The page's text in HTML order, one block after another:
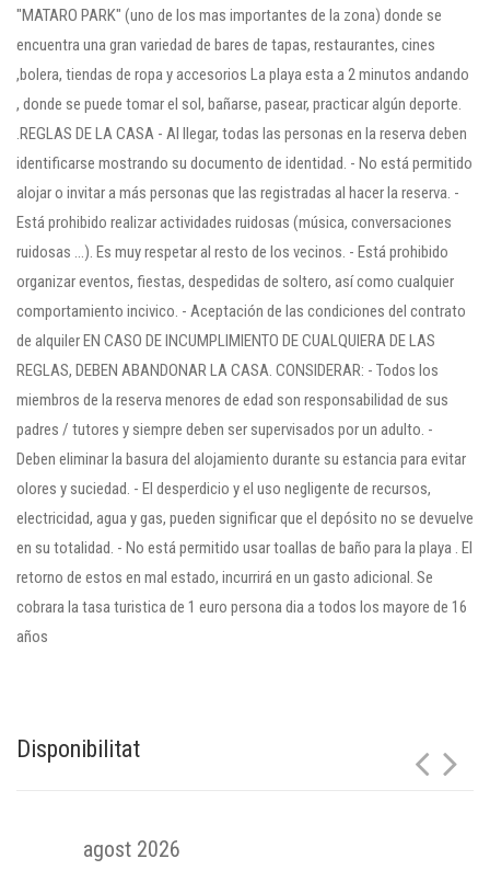
"MATARO PARK" (uno de los mas importantes de la zona) donde se
encuentra una gran variedad de bares de tapas, restaurantes, cines
,bolera, tiendas de ropa y accesorios La playa esta a 2 minutos andando
, donde se puede tomar el sol, bañarse, pasear, practicar algún deporte.
.REGLAS DE LA CASA - Al llegar, todas las personas en la reserva deben
identificarse mostrando su documento de identidad. - No está permitido
alojar o invitar a más personas que las registradas al hacer la reserva. -
Está prohibido realizar actividades ruidosas (música, conversaciones
ruidosas ...). Es muy respetar al resto de los vecinos. - Está prohibido
organizar eventos, fiestas, despedidas de soltero, así como cualquier
comportamiento incivico. - Aceptación de las condiciones del contrato
de alquiler EN CASO DE INCUMPLIMIENTO DE CUALQUIERA DE LAS
REGLAS, DEBEN ABANDONAR LA CASA. CONSIDERAR: - Todos los
miembros de la reserva menores de edad son responsabilidad de sus
padres / tutores y siempre deben ser supervisados ​​por un adulto. -
Deben eliminar la basura del alojamiento durante su estancia para evitar
olores y suciedad. - El desperdicio y el uso negligente de recursos,
electricidad, agua y gas, pueden significar que el depósito no se devuelve
en su totalidad. - No está permitido usar toallas de baño para la playa . El
retorno de estos en mal estado, incurrirá en un gasto adicional. Se
cobrara la tasa turistica de 1 euro persona dia a todos los mayore de 16
años
Disponibilitat
agost 2026